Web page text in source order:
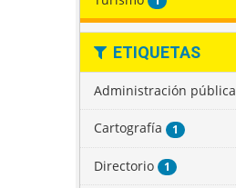
ETIQUETAS
Administración pública
Cartografía 1
Directorio 1